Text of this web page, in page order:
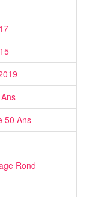
50 Ans
Rond